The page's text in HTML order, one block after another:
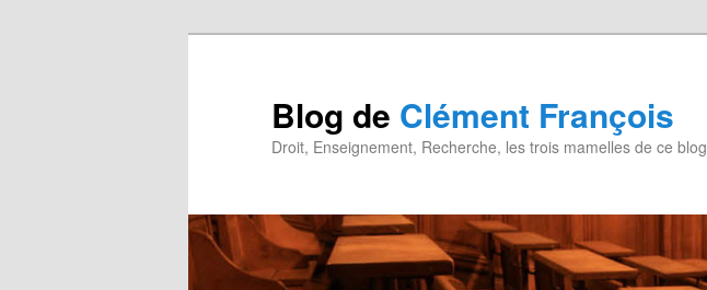
Blog de Clément François
Droit, Enseignement, Recherche, les trois mamelles de ce blog